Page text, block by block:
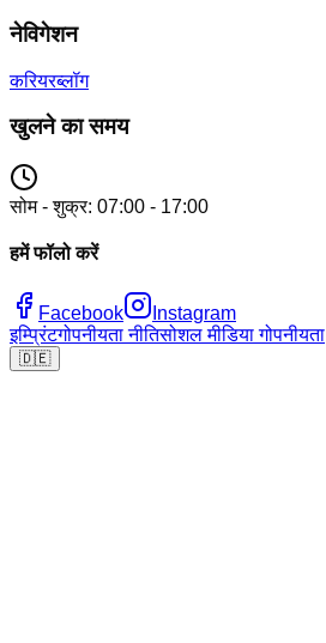
नेविगेशन
करियरब्लॉग
खुलने का समय
सोम - शुक्र: 07:00 - 17:00
हमें फॉलो करें
Facebook
Instagram
इम्प्रिंटगोपनीयता नीतिसोशल मीडिया गोपनीयता
🇩🇪